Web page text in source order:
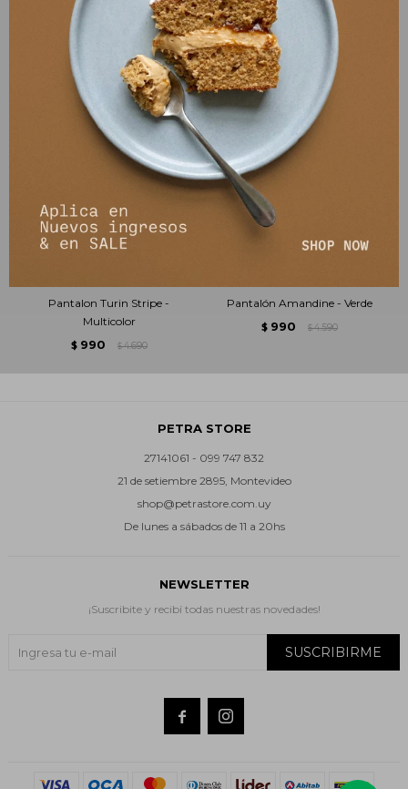
Pantalon Turin Stripe -
Multicolor
$ 990 $ 4.690
Pantalón Amandine - Verde
$ 990 $ 4.590
PETRA STORE
27141061 - 099 747 832
21 de setiembre 2895, Montevideo
shop@petrastore.com.uy
De lunes a sábados de 11 a 20hs
NEWSLETTER
¡Suscribite y recibí todas nuestras novedades!
SUSCRIBIRME
 